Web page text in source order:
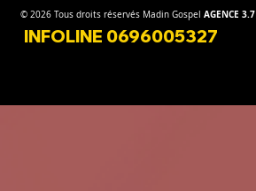
INFOLINE 0696005327
© 2026 Tous droits réservés Madin Gospel AGENCE 3.7